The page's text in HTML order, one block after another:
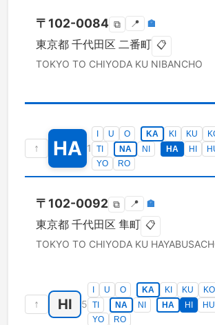
〒 102-0084 ⧉ 📍 🏣
東京都 千代田区 二番町 📋
TOKYO TO CHIYODA KU NIBANCHO
↑ HA 1
U O KA KI KU
TI
NA NI HA HI
YO
RO
〒 102-0092 ⧉ 📍 🏣
東京都 千代田区 隼町 📋
TOKYO TO CHIYODA KU
↑ HI 5
U O KA KI KU KO
TI
NA NI HA HI HU
YO
RO